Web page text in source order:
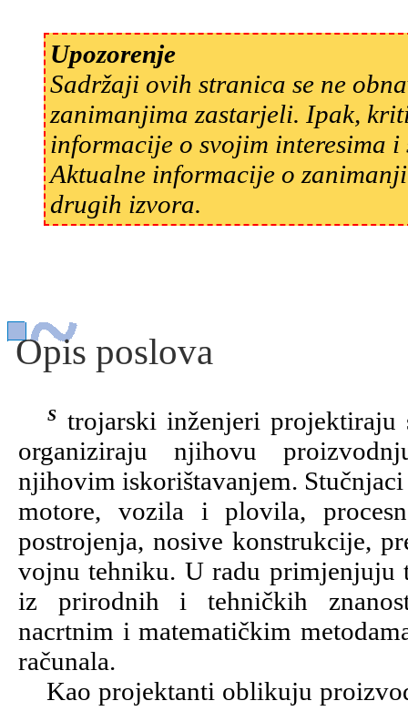
Upozorenje
Sadržaji ovih stranica se ne
zanimanjima zastarjeli. Ipak,
informacije o svojim interesima
Aktualne informacije o
drugih izvora.
Opis poslova
Strojarski inženjeri projektiraju strojeve i alate,
organiziraju njihovu
njihovim iskorištavanjem. Stučnjaci
motore, vozila i plovila,
postrojenja, nosive konstrukcije,
vojnu tehniku. U radu primjenjuju
iz prirodnih i tehničkih
nacrtnim i matematičkim
računala.
Kao projektanti oblikuju